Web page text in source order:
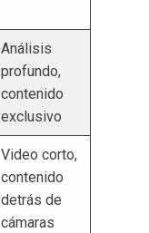
Análisis
profundo,
contenido
exclusivo
Video corto,
contenido
detrás de
cámaras